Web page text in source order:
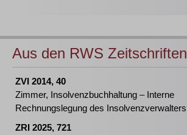
Aus den RWS Zeitschriften
ZVI 2014, 40
Zimmer, Insolvenzbuchhaltung – Interne
Rechnungslegung des Insolvenzverwalters
ZRI 2025, 721